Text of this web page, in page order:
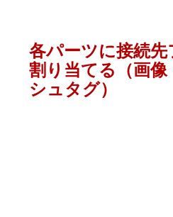
各パーツに接続
割り当てる（画像
シュタグ）